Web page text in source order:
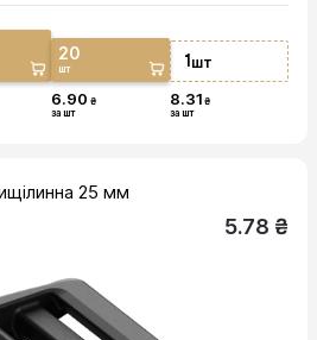
20
шт
6.90 ₴
за шт
1шт
8.31 ₴
за шт
25 мм
5.78 ₴